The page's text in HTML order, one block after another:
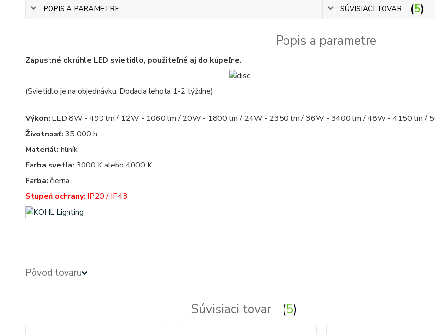
POPIS A PARAMETRE SÚVISIACI TOVAR 5
Popis a parametre
Zápustné okrúhle LED svietidlo, použiteľné aj do kúpeľne.
(Svietidlo je na objednávku. Dodacia lehota 1-2 týždne)
Výkon: LED 8W - 490 lm / 12W - 1060 lm / 20W - 1800 lm / 24W - 2350 lm / 36W - 3400 lm / 48W - 4150 lm /
Životnosť: 35 000 h.
Materiál: hliník
Farba svetla: 3000 K alebo 4000 K
Farba: čierna
Stupeň ochrany: IP20 / IP43
Pôvod tovaru
Súvisiaci tovar 5